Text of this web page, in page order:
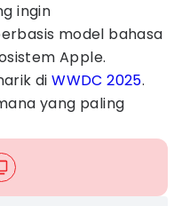
ingin
model bahasa
Apple.
diWWDC 2025.
yang paling